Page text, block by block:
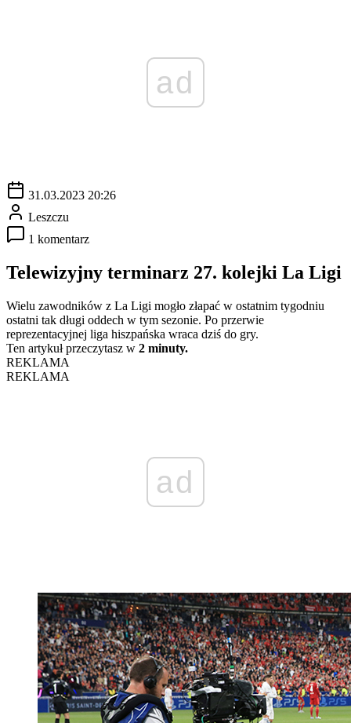
ad
31.03.2023 20:26
Leszczu
1 komentarz
Telewizyjny terminarz 27. kolejki La Ligi
Wielu zawodników z La Ligi mogło złapać w ostatnim tygodniu
ostatni tak długi oddech w tym sezonie. Po przerwie
reprezentacyjnej liga hiszpańska wraca dziś do gry.
Ten artykuł przeczytasz w 2 minuty.
REKLAMA
REKLAMA
ad